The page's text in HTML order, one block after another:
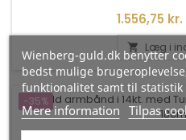
Pris
1.556,75 kr.
 Læg i
-35%
Wienberg-guld.dk benytter
bedst mulige
funktionalitet samt til statistik
Mere information Tilpas